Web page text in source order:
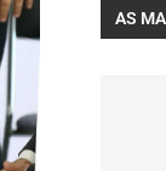
AS